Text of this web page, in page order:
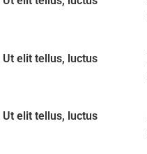
elit tellus, luctus
elit tellus, luctus